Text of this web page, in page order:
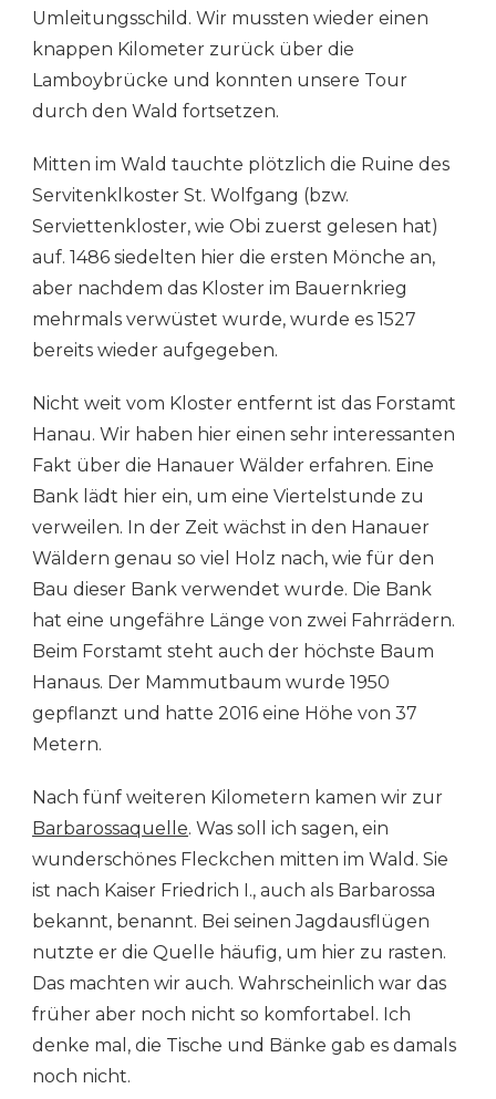
Umleitungsschild. Wir mussten wieder einen
knappen Kilometer zurück über die
Lamboybrücke und konnten unsere Tour
durch den Wald fortsetzen.
Mitten im Wald tauchte plötzlich die Ruine des
Servitenklkoster St. Wolfgang (bzw.
Serviettenkloster, wie Obi zuerst gelesen hat)
auf. 1486 siedelten hier die ersten Mönche an,
aber nachdem das Kloster im Bauernkrieg
mehrmals verwüstet wurde, wurde es 1527
bereits wieder aufgegeben.
Nicht weit vom Kloster entfernt ist das Forstamt
Hanau. Wir haben hier einen sehr interessanten
Fakt über die Hanauer Wälder erfahren. Eine
Bank lädt hier ein, um eine Viertelstunde zu
verweilen. In der Zeit wächst in den Hanauer
Wäldern genau so viel Holz nach, wie für den
Bau dieser Bank verwendet wurde. Die Bank
hat eine ungefähre Länge von zwei Fahrrädern.
Beim Forstamt steht auch der höchste Baum
Hanaus. Der Mammutbaum wurde 1950
gepflanzt und hatte 2016 eine Höhe von 37
Metern.
Nach fünf weiteren Kilometern kamen wir zur
Barbarossaquelle. Was soll ich sagen, ein
wunderschönes Fleckchen mitten im Wald. Sie
ist nach Kaiser Friedrich I., auch als Barbarossa
bekannt, benannt. Bei seinen Jagdausflügen
nutzte er die Quelle häufig, um hier zu rasten.
Das machten wir auch. Wahrscheinlich war das
früher aber noch nicht so komfortabel. Ich
denke mal, die Tische und Bänke gab es damals
noch nicht.